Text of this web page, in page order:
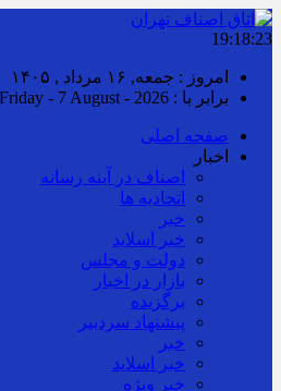
19:18:23
امروز : جمعه, ۱۶ مرداد , ۱۴۰۵
برابر با : Friday - 7 August - 2026
صفحه اصلی
اخبار
اصناف در آینه رسانه
اتحادیه ها
خبر
خبر اسلايد
دولت و مجلس
بازار در اخبار
برگزیده
پیشنهاد سردبیر
خبر
خبر اسلايد
خبر ویژه